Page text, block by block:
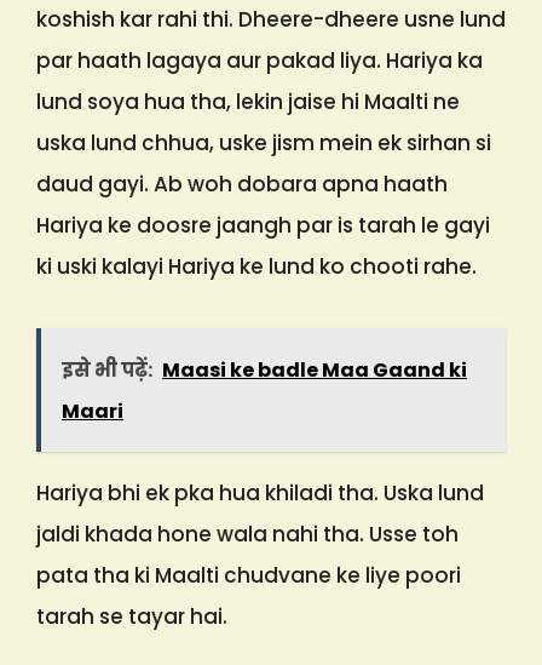
koshish kar rahi thi. Dheere-dheere usne lund
par haath lagaya aur pakad liya. Hariya ka
lund soya hua tha, lekin jaise hi Maalti ne
uska lund chhua, uske jism mein ek sirhan si
daud gayi. Ab woh dobara apna haath
Hariya ke doosre jaangh par is tarah le gayi
ki uski kalayi Hariya ke lund ko chooti rahe.
इसे भी पढ़ें: Maasi ke badle Maa Gaand ki
Maari
Hariya bhi ek pka hua khiladi tha. Uska lund
jaldi khada hone wala nahi tha. Usse toh
pata tha ki Maalti chudvane ke liye poori
tarah se tayar hai.